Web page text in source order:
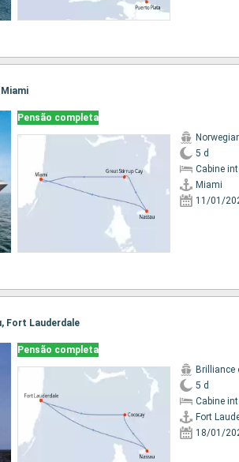
Pensão completa
5 d
Cabine
Miami
11/01/
Fort Lauderdale
Pensão completa
Brilliance
5 d
Cabine
Fort
18/01/